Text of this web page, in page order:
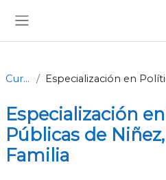
Cursos
Especialización
Públicas de
Familia